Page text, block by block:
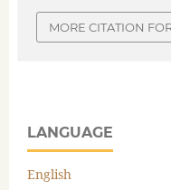
MORE CITATION
LANGUAGE
English